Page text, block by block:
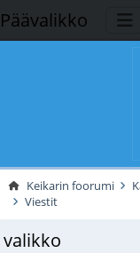
Päävalikko
Keikarin foorumi
Viestit
valikko